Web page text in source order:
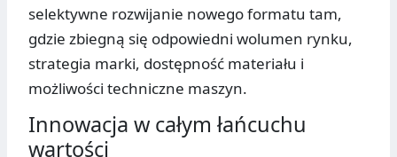
selektywne rozwijanie nowego formatu tam,
gdzie zbiegną się odpowiedni wolumen rynku,
strategia marki, dostępność materiału i
możliwości techniczne maszyn.
Innowacja w całym łańcuchu
wartości